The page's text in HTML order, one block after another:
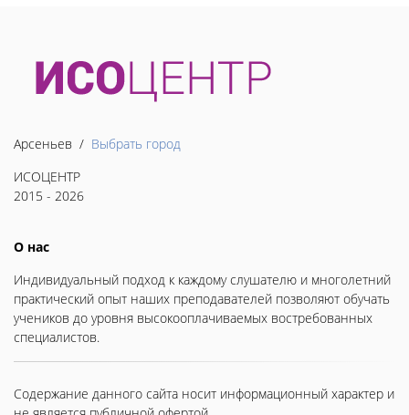
Арсеньев / Выбрать город
ИСОЦЕНТР
2015 - 2026
О нас
Индивидуальный подход к каждому слушателю и многолетний
практический опыт наших преподавателей позволяют обучать
учеников до уровня высокооплачиваемых востребованных
специалистов.
Содержание данного сайта носит информационный характер и